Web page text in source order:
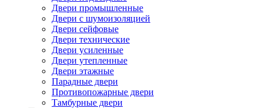
Двери промышленные
Двери с шумоизоляцией
Двери сейфовые
Двери технические
Двери усиленные
Двери утепленные
Двери этажные
Парадные двери
Противопожарные двери
Тамбурные двери